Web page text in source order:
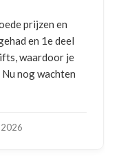
prijzen en
en 1e deel
waardoor je
nog wachten